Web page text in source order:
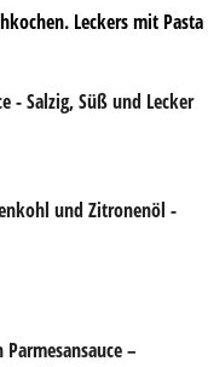
Leckers mit Pasta
- Salzig, Süß und Lecker
und Zitronenöl -
–